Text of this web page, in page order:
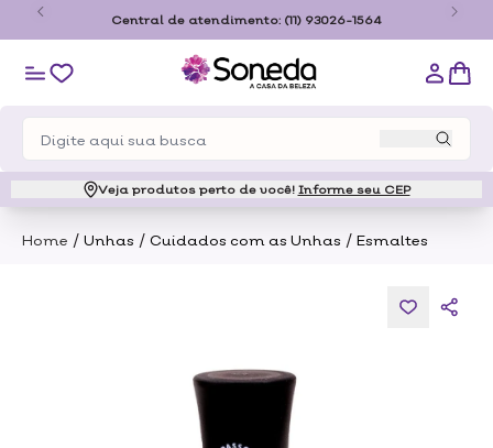
Central de atendimento: (11) 93026-1564
Veja produtos perto de você! Informe seu CEP
Home / Unhas / Cuidados com as Unhas / Esmaltes